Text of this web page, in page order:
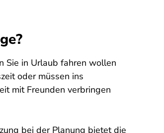
Sie in Urlaub fahren wollen
oder müssen ins
mit Freunden verbringen
bei der Planung bietet die